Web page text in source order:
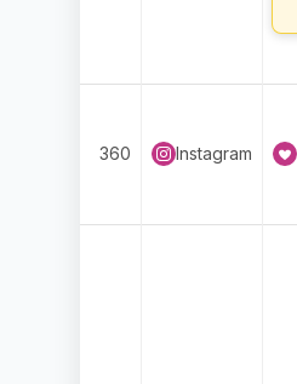
360 Instagram